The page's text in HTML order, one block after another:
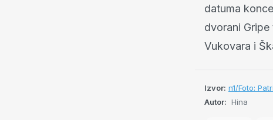
datuma
dvorani
Vukovara i
Izvor: n1/Foto:
Autor: Hina